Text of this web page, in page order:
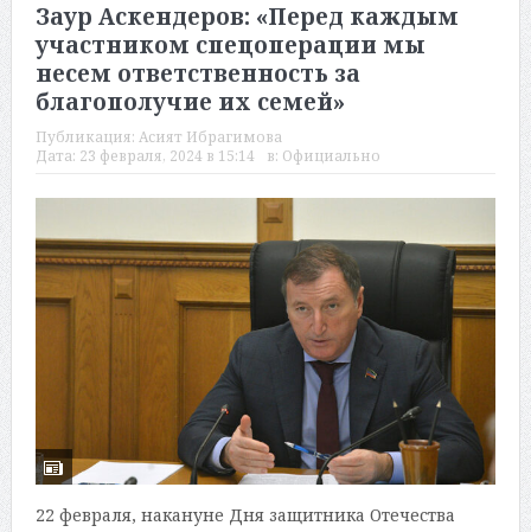
Заур Аскендеров: «Перед каждым
участником спецоперации мы
несем ответственность за
благополучие их семей»
Публикация: Асият Ибрагимова
Дата: 23 февраля, 2024 в 15:14 в: Официально
22 февраля, накануне Дня защитника Отечества